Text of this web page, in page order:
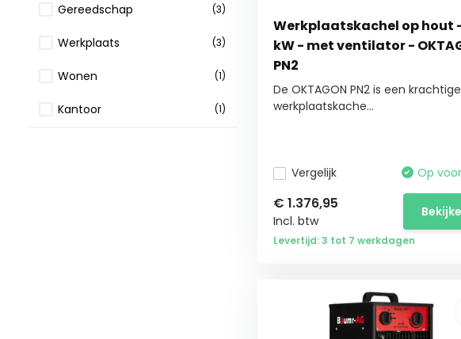
Gereedschap (3)
Werkplaats (3)
Wonen (1)
Kantoor (1)
Werkplaatskachel op hout
kW - met ventilator -
PN2
De OKTAGON PN2 is een krachtige
werkplaatskache...
Vergelijk Op
€ 1.376,95
Incl. btw
Levertijd: 3 tot 7 werkdagen